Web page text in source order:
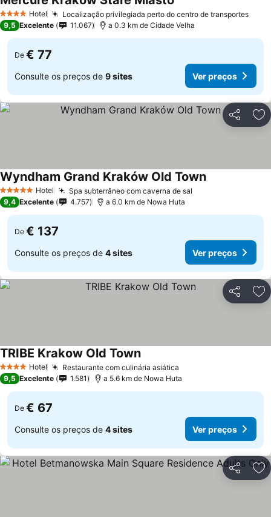
4 EstrelasHotel Localização privilegiada perto do centro de transportes
9,5 Excelente 11.067 a 0.3 km de Cidade Velha
De € 77
Consulte os preços de 9 sites Ver preços
Partilhar
5 Estrelas Hotel Spa subterrâneo com caverna de sal
Wyndham Grand Kraków Old Town
9,4 Excelente 4.757 a 6.0 km de Nowa Huta
De € 137
Consulte os preços de 4 sites Ver preços
Partilhar
4 EstrelasHotel Restaurante com culinária asiática
TRIBE Krakow Old Town
9,5 Excelente 1.581 a 5.6 km de Nowa Huta
De € 67
Consulte os preços de 4 sites Ver preços
Partilhar